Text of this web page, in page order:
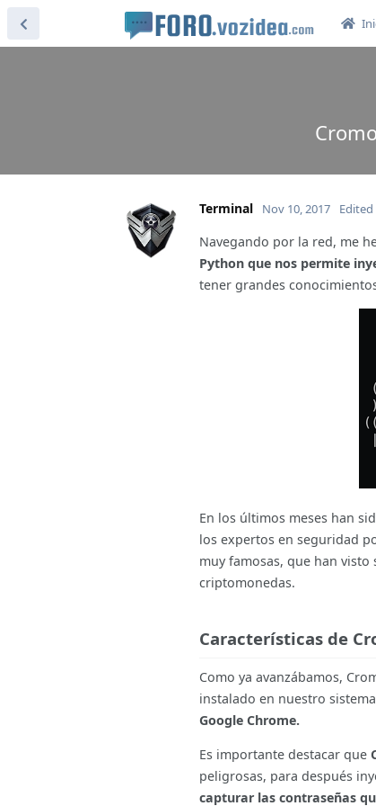
Terminal Nov 10, 2017 Edited
Navegando por la red, me
Python que nos permite
tener grandes
En los últimos meses han
los expertos en seguridad
muy famosas, que han
criptomonedas.
Características de
Como ya avanzábamos,
instalado en nuestro
Google Chrome.
Es importante destacar que
peligrosas, para después
capturar las contraseñas